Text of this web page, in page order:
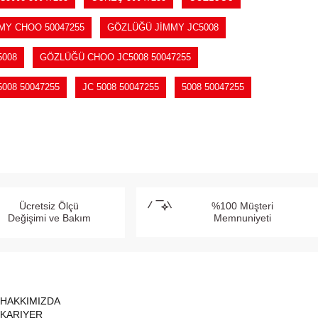
CHOO 50047255 GÖZLÜĞÜ JİMMY JC5008
GÖZLÜĞÜ CHOO JC5008 50047255
50047255 JC 5008 50047255 5008 50047255
Ücretsiz Ölçü
Değişimi ve Bakım
%100 Müşteri
Memnuniyeti
HAKKIMIZDA
KARIYER